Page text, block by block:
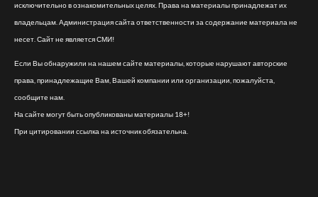
исключительно в ознакомительных целях. Права на материалы принадлежат их
владельцам. Администрация сайта ответственности за содержание материала не
несет. Сайт не является СМИ!
Если Вы обнаружили на нашем сайте материалы, которые нарушают авторские
права, принадлежащие Вам, Вашей компании или организации, пожалуйста,
сообщите нам.
На сайте могут быть опубликованы материалы 18+!
При цитировании ссылка на источник обязательна.